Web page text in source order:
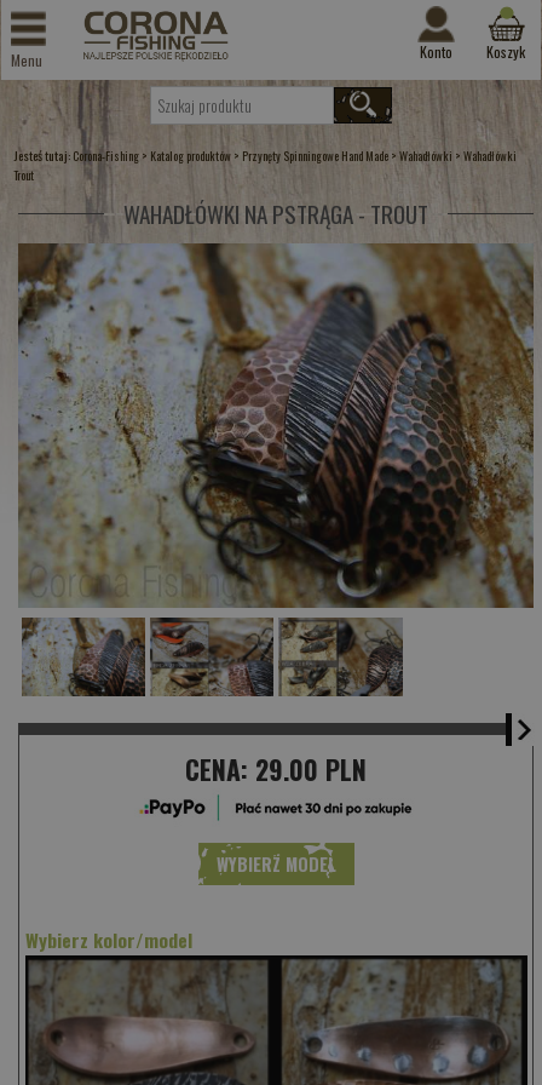
Menu Konto Koszyk
Jesteś tutaj: Corona-Fishing > Katalog produktów > Przynęty Spinningowe Hand Made >Wahadłówki >Wahadłówki
Trout
WAHADŁÓWKI NA PSTRĄGA - TROUT
CENA: 29.00 PLN
WYBIERZ MODEL
Wybierz kolor/model